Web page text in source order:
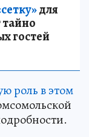
для
тайно
гостей
роль в этом